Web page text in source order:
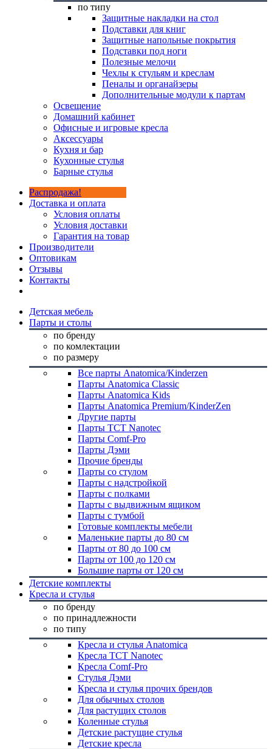
по типу
Защитные накладки на стол
Подставки для книг
Защитные напольные покрытия
Подставки под ноги
Полезные мелочи
Чехлы к стульям и креслам
Пеналы и органайзеры
Дополнительные модули к партам
Освещение
Домашний кабинет
Офисные и игровые кресла
Аксессуары
Кухня и бар
Кухонные стулья
Барные стулья
Распродажа!
Доставка и оплата
Условия оплаты
Условия доставки
Гарантия на товар
Производители
Оптовикам
Отзывы
Контакты
Детская мебель
Парты и столы
по бренду
по комлектации
по размеру
Все парты Anatomica/Kinderzen
Парты Anatomica Classic
Парты Anatomica Kids
Парты Anatomica Premium/KinderZen
Другие парты
Парты TCT Nanotec
Парты Comf-Pro
Парты Дэми
Прочие бренды
Парты со стулом
Парты с надстройкой
Парты с полками
Парты с выдвижным ящиком
Парты с тумбой
Готовые комплекты мебели
Маленькие парты до 80 см
Парты от 80 до 100 см
Парты от 100 до 120 см
Большие парты от 120 см
Детские комплекты
Кресла и стулья
по бренду
по принадлежности
по типу
Кресла и стулья Anatomica
Кресла TCT Nanotec
Кресла Comf-Pro
Стулья Дэми
Кресла и стулья прочих брендов
Для обычных столов
Для растущих столов
Коленные стулья
Детские растущие стулья
Детские кресла